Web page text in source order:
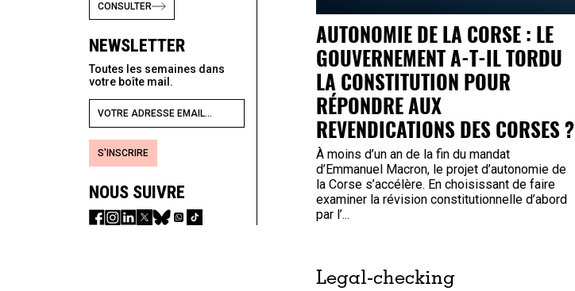
CONSULTER
NEWSLETTER
Toutes les semaines dans
votre boîte mail.
S'INSCRIRE
NOUS SUIVRE
AUTONOMIE DE LA CORSE : LE
GOUVERNEMENT A-T-IL TORDU
LA CONSTITUTION POUR
RÉPONDRE AUX
REVENDICATIONS DES CORSES ?
À moins d’un an de la fin du mandat
d’Emmanuel Macron, le projet d’autonomie de
la Corse s’accélère. En choisissant de faire
examiner la révision constitutionnelle d’abord
par l’...
Legal-checking